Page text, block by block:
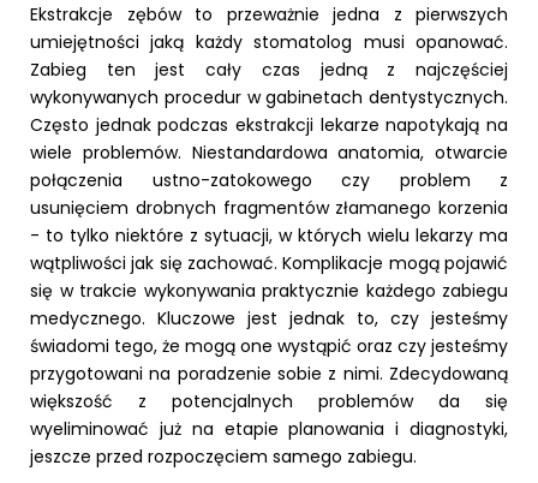
Ekstrakcje zębów to przeważnie jedna z pierwszych
umiejętności jaką każdy stomatolog musi opanować.
Zabieg ten jest cały czas jedną z najczęściej
wykonywanych procedur w gabinetach dentystycznych.
Często jednak podczas ekstrakcji lekarze napotykają na
wiele problemów. Niestandardowa anatomia, otwarcie
połączenia ustno-zatokowego czy problem z
usunięciem drobnych fragmentów złamanego korzenia
- to tylko niektóre z sytuacji, w których wielu lekarzy ma
wątpliwości jak się zachować. Komplikacje mogą pojawić
się w trakcie wykonywania praktycznie każdego zabiegu
medycznego. Kluczowe jest jednak to, czy jesteśmy
świadomi tego, że mogą one wystąpić oraz czy jesteśmy
przygotowani na poradzenie sobie z nimi. Zdecydowaną
większość z potencjalnych problemów da się
wyeliminować już na etapie planowania i diagnostyki,
jeszcze przed rozpoczęciem samego zabiegu.